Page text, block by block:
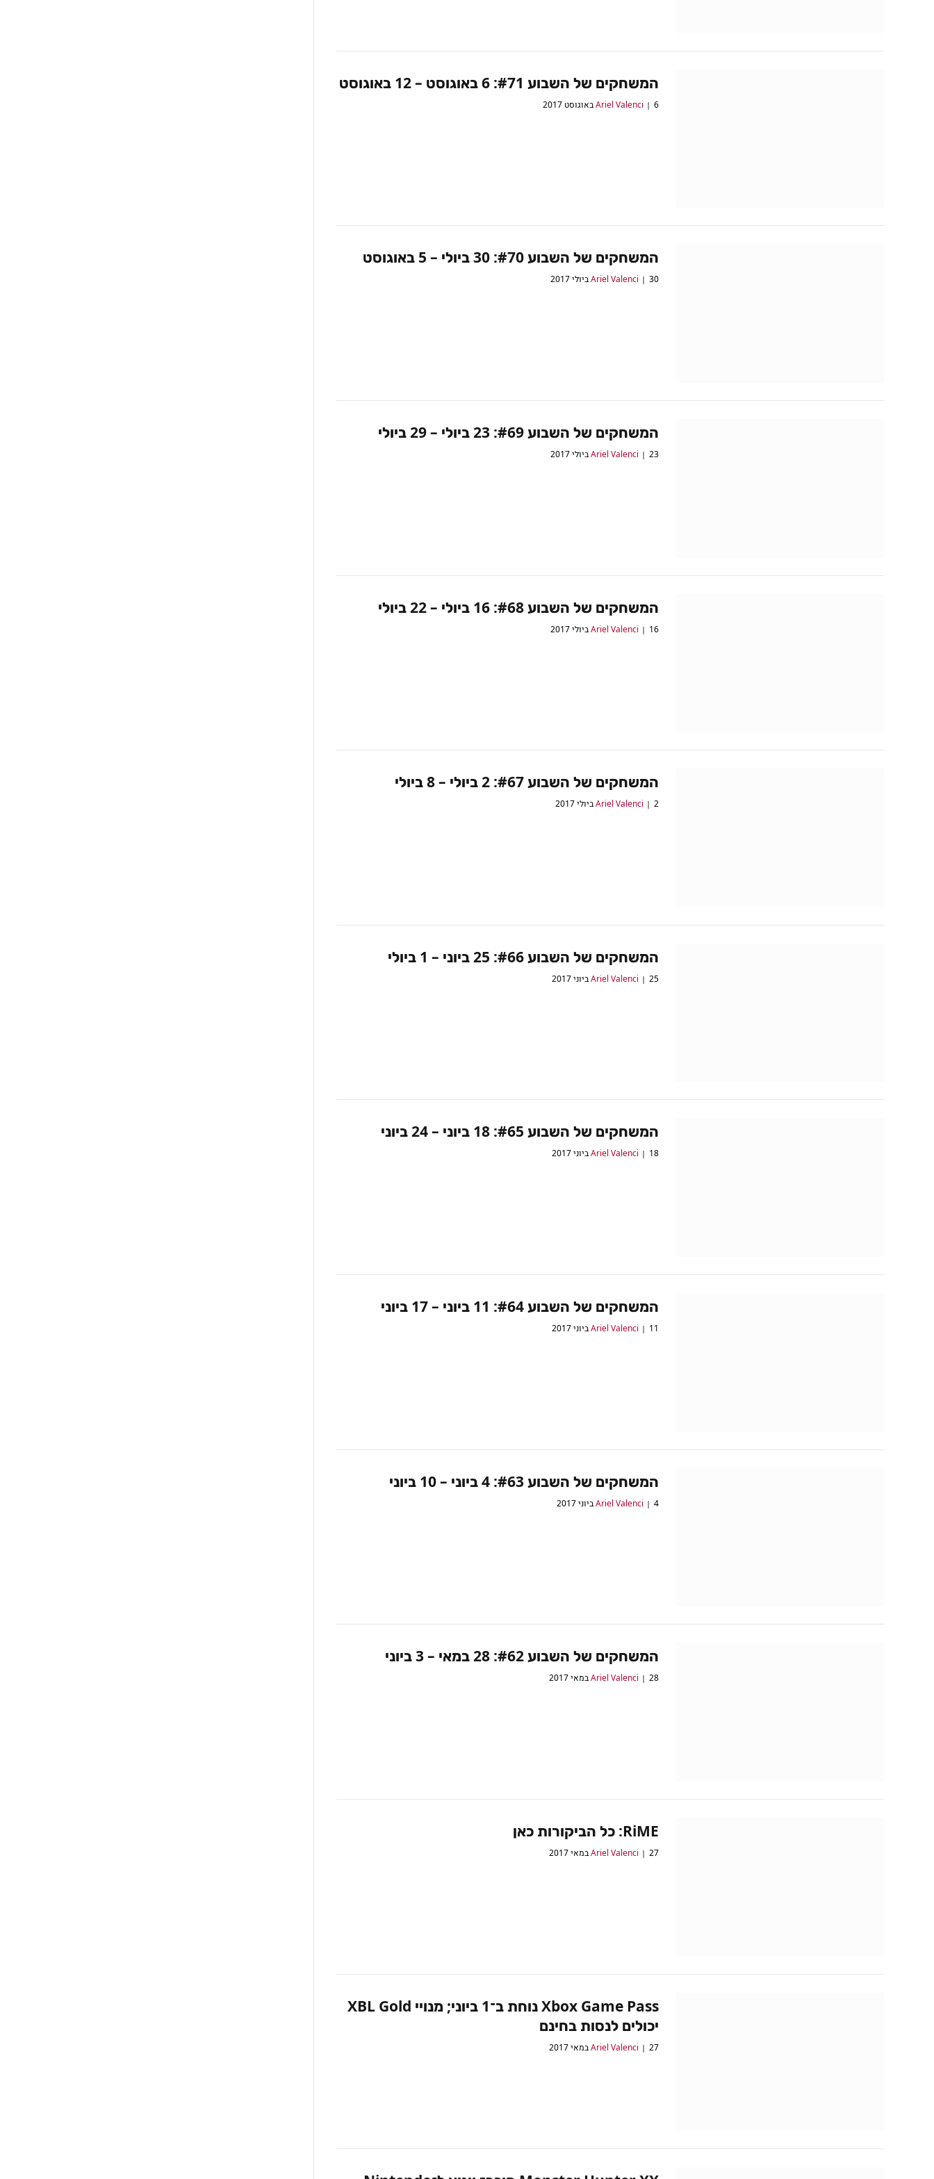
המשחקים של השבוע #71: 6 באוגוסט – 12 באוגוסט
Ariel Valenci 6 באוגוסט 2017
המשחקים של השבוע #70: 30 ביולי – 5 באוגוסט
Ariel Valenci 30 ביולי 2017
המשחקים של השבוע #69: 23 ביולי – 29 ביולי
Ariel Valenci 23 ביולי 2017
המשחקים של השבוע #68: 16 ביולי – 22 ביולי
Ariel Valenci 16 ביולי 2017
המשחקים של השבוע #67: 2 ביולי – 8 ביולי
Ariel Valenci 2 ביולי 2017
המשחקים של השבוע #66: 25 ביוני – 1 ביולי
Ariel Valenci 25 ביוני 2017
המשחקים של השבוע #65: 18 ביוני – 24 ביוני
Ariel Valenci 18 ביוני 2017
המשחקים של השבוע #64: 11 ביוני – 17 ביוני
Ariel Valenci 11 ביוני 2017
המשחקים של השבוע #63: 4 ביוני – 10 ביוני
Ariel Valenci 4 ביוני 2017
המשחקים של השבוע #62: 28 במאי – 3 ביוני
Ariel Valenci 28 במאי 2017
RiME: כל הביקורות כאן
Ariel Valenci 27 במאי 2017
Xbox Game Pass נוחת ב־1 ביוני; מנויי XBL Gold
יכולים לנסות בחינם
Ariel Valenci 27 במאי 2017